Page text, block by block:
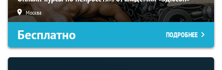
Москва
Бесплатно ПОДРОБНЕЕ